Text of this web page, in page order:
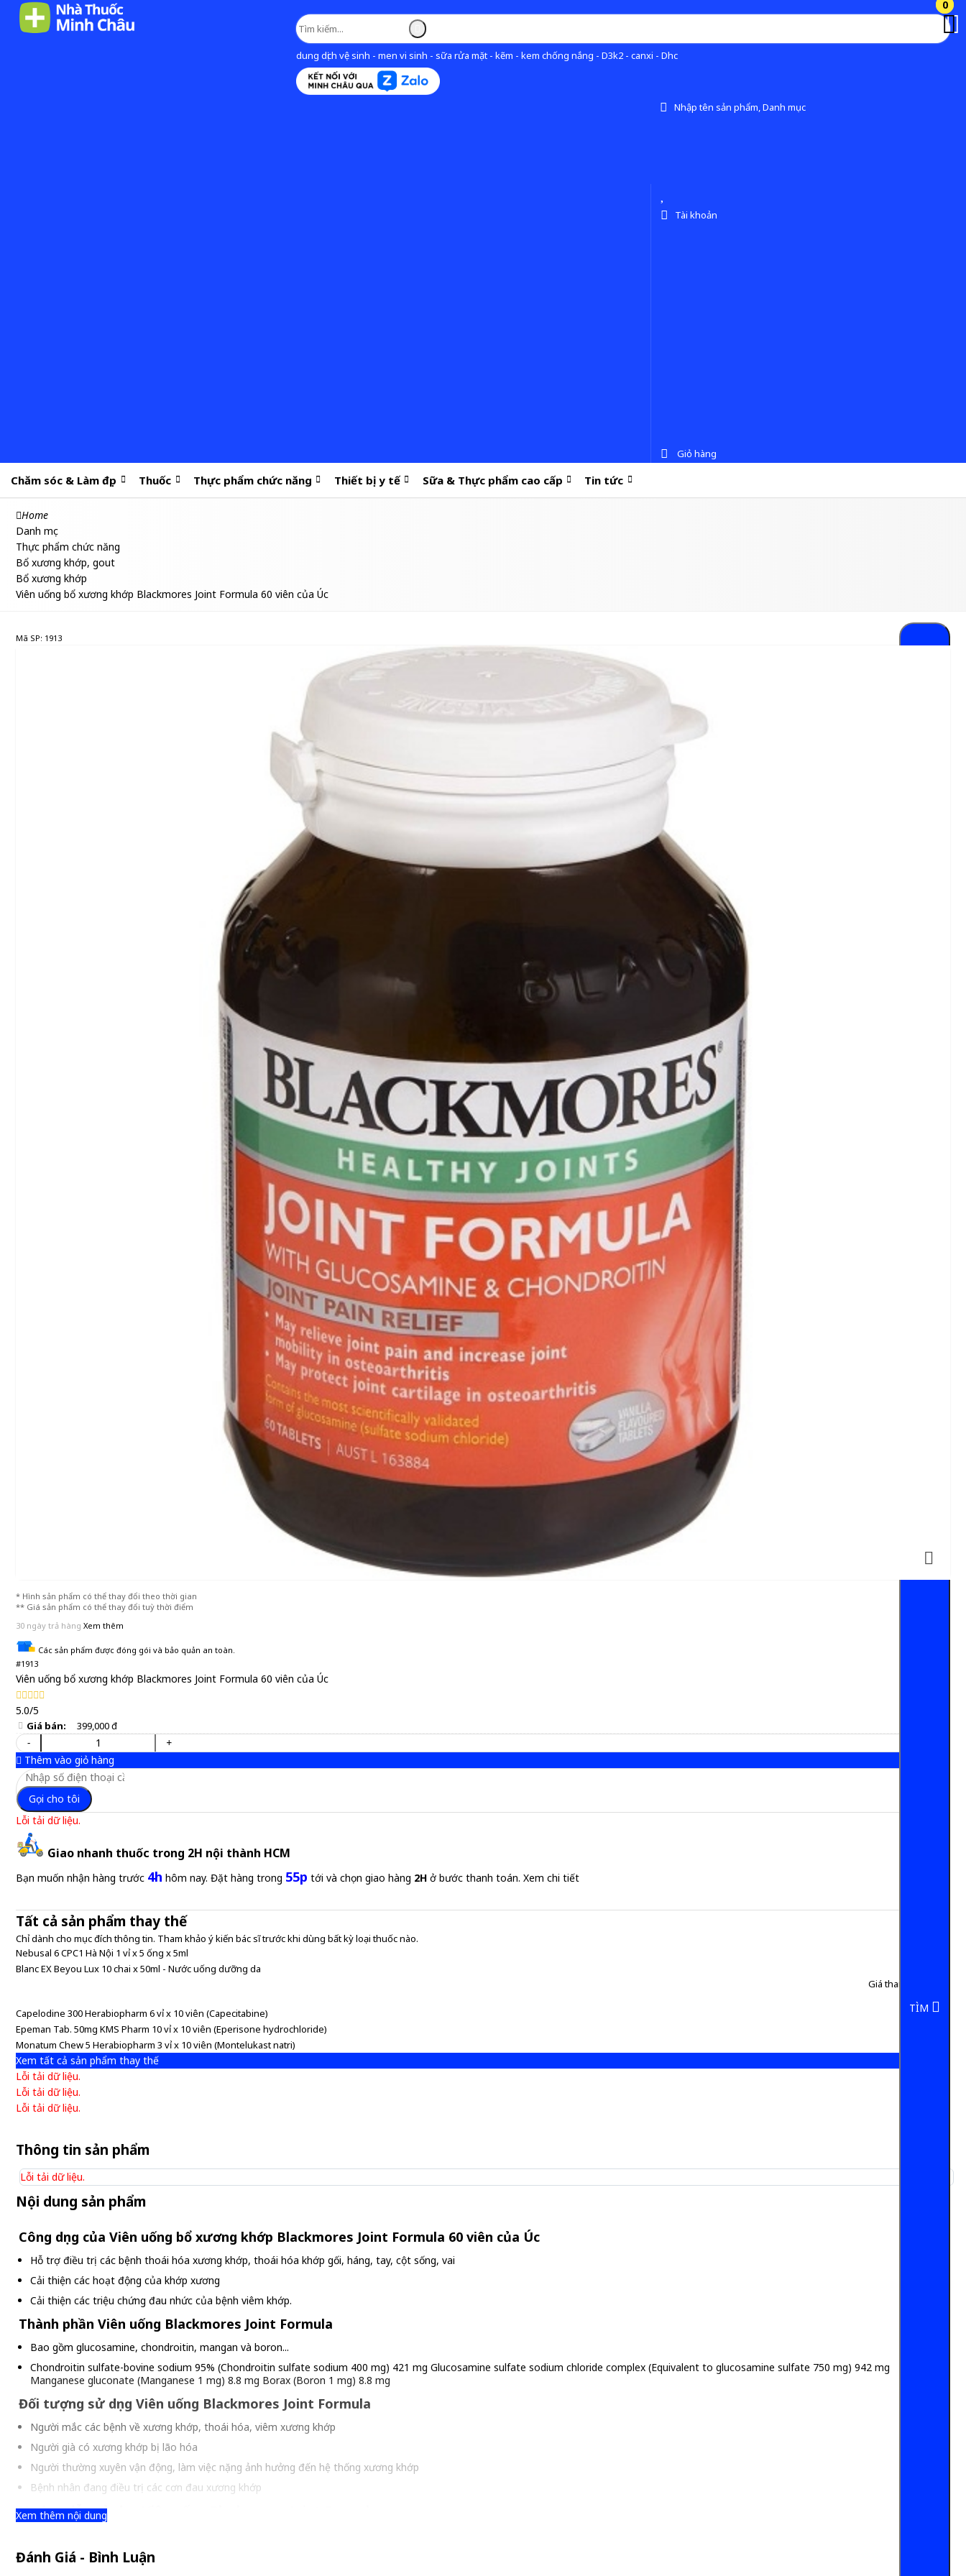
dung dịch vệ sinh - men vi sinh - sữa rửa mặt - kẽm - kem chống nắng - D3k2 - canxi - Dhc
Nhập tên sản phẩm, Danh mục
0
Tài khoản
0
Giỏ hàng
Chăm sóc & Làm đẹp Thuốc Thực phẩm chức năng Thiết bị y tế Sữa & Thực phẩm cao cấp Tin tức
Home
Danh mục
Thực phẩm chức năng
Bổ xương khớp, gout
Bổ xương khớp
Viên uống bổ xương khớp Blackmores Joint Formula 60 viên của Úc
Mã SP: 1913
* Hình sản phẩm có thể thay đổi theo thời gian
** Giá sản phẩm có thể thay đổi tuỳ thời điểm
30 ngày trả hàng Xem thêm
Các sản phẩm được đóng gói và bảo quản an toàn.
#1913
Viên uống bổ xương khớp Blackmores Joint Formula 60 viên của Úc
5.0/5
Giá bán: 399,000 đ
-
+
Thêm vào giỏ hàng
Gọi cho tôi
Lỗi tải dữ liệu.
Giao nhanh thuốc trong 2H nội thành HCM
Bạn muốn nhận hàng trước 4h hôm nay. Đặt hàng trong 55p tới và chọn giao hàng 2H ở bước thanh toán. Xem chi tiết
Tất cả sản phẩm thay thế
Chỉ dành cho mục đích thông tin. Tham khảo ý kiến bác sĩ trước khi dùng bất kỳ loại thuốc nào.
Nebusal 6 CPC1 Hà Nội 1 vỉ x 5 ống x 5ml
Blanc EX Beyou Lux 10 chai x 50ml - Nước uống dưỡng da
Giá tham khảo:
Capelodine 300 Herabiopharm 6 vỉ x 10 viên (Capecitabine)
Epeman Tab. 50mg KMS Pharm 10 vỉ x 10 viên (Eperisone hydrochloride)
Monatum Chew 5 Herabiopharm 3 vỉ x 10 viên (Montelukast natri)
Xem tất cả sản phẩm thay thế
Lỗi tải dữ liệu.
Lỗi tải dữ liệu.
Lỗi tải dữ liệu.
Thông tin sản phẩm
Lỗi tải dữ liệu.
Nội dung sản phẩm
Công dụng của Viên uống bổ xương khớp Blackmores Joint Formula 60 viên của Úc
Hỗ trợ điều trị các bệnh thoái hóa xương khớp, thoái hóa khớp gối, háng, tay, cột sống, vai
Cải thiện các hoạt động của khớp xương
Cải thiện các triệu chứng đau nhức của bệnh viêm khớp.
Thành phần Viên uống Blackmores Joint Formula
Bao gồm glucosamine, chondroitin, mangan và boron...
Chondroitin sulfate-bovine sodium 95% (Chondroitin sulfate sodium 400 mg) 421 mg Glucosamine sulfate sodium chloride complex (Equivalent to glucosamine sulfate 750 mg) 942 mg
Manganese gluconate (Manganese 1 mg) 8.8 mg Borax (Boron 1 mg) 8.8 mg
Đối tượng sử dụng Viên uống Blackmores Joint Formula
Người mắc các bệnh về xương khớp, thoái hóa, viêm xương khớp
Người già có xương khớp bị lão hóa
Người thường xuyên vận động, làm việc nặng ảnh hưởng đến hệ thống xương khớp
Bệnh nhân đang điều trị các cơn đau xương khớp
Hướng dẫn sử dụng Viên uống Blackmores Joint Formula
Xem thêm nội dung
Đánh Giá - Bình Luận
TÌM